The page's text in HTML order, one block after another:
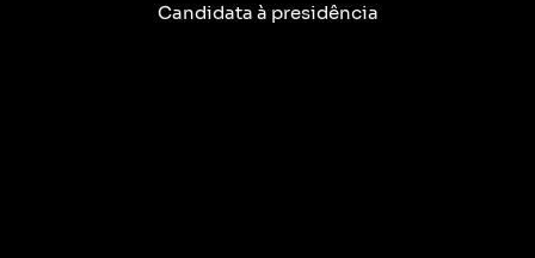
Candidata à presidência